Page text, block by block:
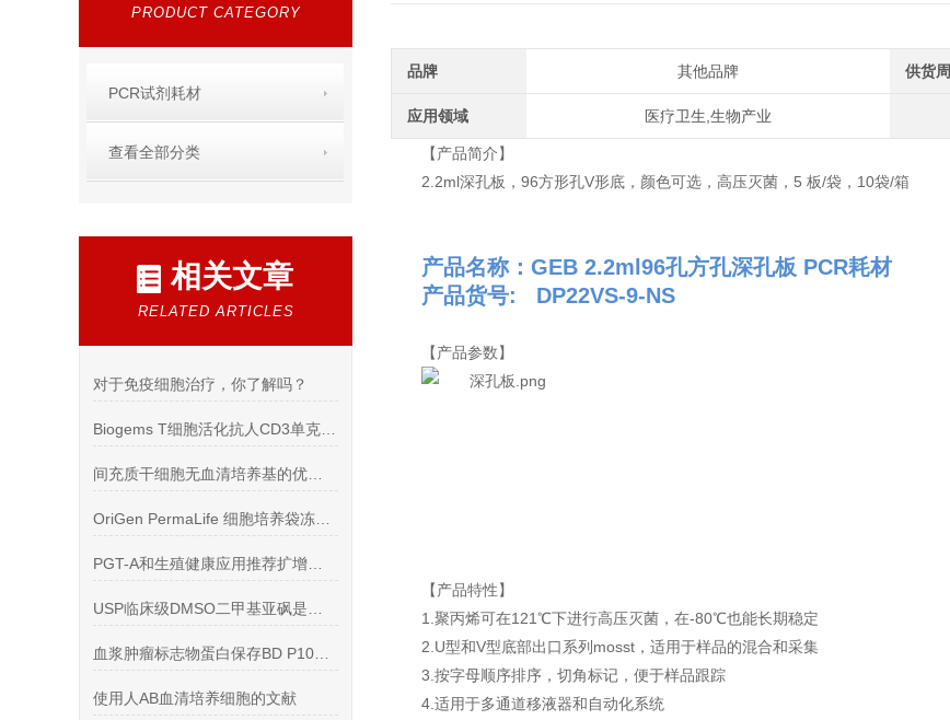
PRODUCT CATEGORY
PCR试剂耗材
查看全部分类
相关文章
RELATED ARTICLES
对于免疫细胞治疗，你了解吗？
使用人AB血清培养细胞的文献
品牌 其他品牌 供货
应用领域 医疗卫生,生物产业
【产品简介】
2.2ml深孔板，96方形孔V形底，颜色可选，高压灭菌，5 板/袋，10袋/箱
产品名称： GEB 2.2ml96孔方孔深孔板 PCR耗材
产品货号: DP22VS-9-NS
【产品参数】
【产品特性】
1.聚丙烯可在121℃下进行高压灭菌，在-80℃也能长期稳定
2.U型和V型底部出口系列mosst，适用于样品的混合和采集
3.按字母顺序排序，切角标记，便于样品跟踪
4.适用于多通道移液器和自动化系统